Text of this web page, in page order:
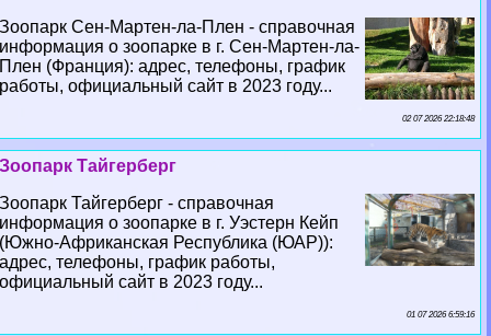
Зоопарк Сен-Мартен-ла-Плен - справочная
информация о зоопарке в г. Сен-Мартен-ла-
Плен (Франция): адрес, телефоны, график
работы, официальный сайт в 2023 году...
02 07 2026 22:18:48
Зоопарк Тайгерберг
Зоопарк Тайгерберг - справочная
информация о зоопарке в г. Уэстерн Кейп
(Южно-Африканская Республика (ЮАР)):
адрес, телефоны, график работы,
официальный сайт в 2023 году...
01 07 2026 6:59:16